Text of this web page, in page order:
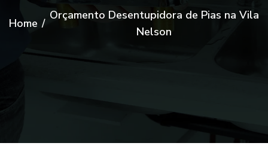
Home /
Orçamento Desentupidora de Pias na Vila
Nelson